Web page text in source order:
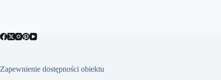
Zapewnienie dostępności obiektu